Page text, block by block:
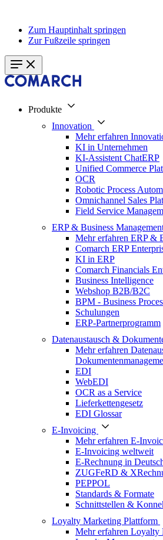
Zum Hauptinhalt springen
Zur Fußzeile springen
Produkte
Innovation
Mehr erfahren
KI in Unternehmen
KI-Assistent ChatERP
Unified Commerce
OCR
Robotic Process
Omnichannel Sales
Field Service
ERP & Business
Mehr erfahren ERP &
Comarch ERP
KI in ERP
Comarch Financials
Business Intelligence
Webshop B2B/B2C
BPM - Business
Schulungen
ERP-Partnerprogramm
Datenaustausch &
Mehr erfahren
EDI
WebEDI
OCR as a Service
Lieferkettengesetz
EDI Glossar
E-Invoicing
Mehr erfahren E-
E-Invoicing weltweit
E-Rechnung in
ZUGFeRD &
PEPPOL
Standards & Formate
Schnittstellen &
Loyalty Marketing Plattform
Mehr erfahren Loyalty